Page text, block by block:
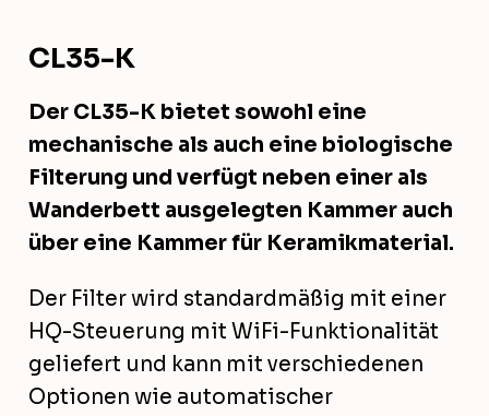
CL35-K
Der CL35-K bietet sowohl eine
mechanische als auch eine biologische
Filterung und verfügt neben einer als
Wanderbett ausgelegten Kammer auch
über eine Kammer für Keramikmaterial.
Der Filter wird standardmäßig mit einer
HQ-Steuerung mit WiFi-Funktionalität
geliefert und kann mit verschiedenen
Optionen wie automatischer